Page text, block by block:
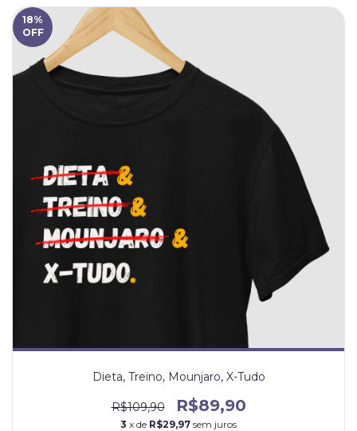
18%
OFF
Dieta, Treino, Mounjaro, X-Tudo
R$109,90 R$89,90
3 x de R$29,97 sem juros